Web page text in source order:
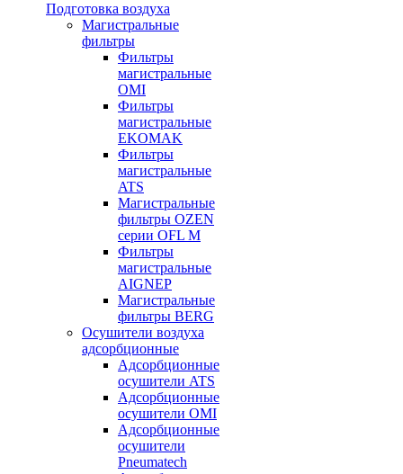
Подготовка воздуха
Магистральные
фильтры
Фильтры
магистральные
OMI
Фильтры
магистральные
EKOMAK
Фильтры
магистральные
ATS
Магистральные
фильтры OZEN
серии OFL M
Фильтры
магистральные
AIGNEP
Магистральные
фильтры BERG
Осушители воздуха
адсорбционные
Адсорбционные
осушители ATS
Адсорбционные
осушители OMI
Адсорбционные
осушители
Pneumatech